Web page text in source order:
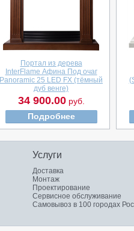
Портал из дерева
InterFlame Афина Под очаг
Panoramic 25 LED FX (тёмный
дуб венге)
34 900.00руб.
Подробнее
Услуги
Доставка
Монтаж
Проектирование
Сервисное обслуживание
Самовывоз в 100 городах